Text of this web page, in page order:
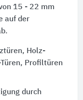
15 - 22 mm
auf der
Holz-
Profiltüren
durch